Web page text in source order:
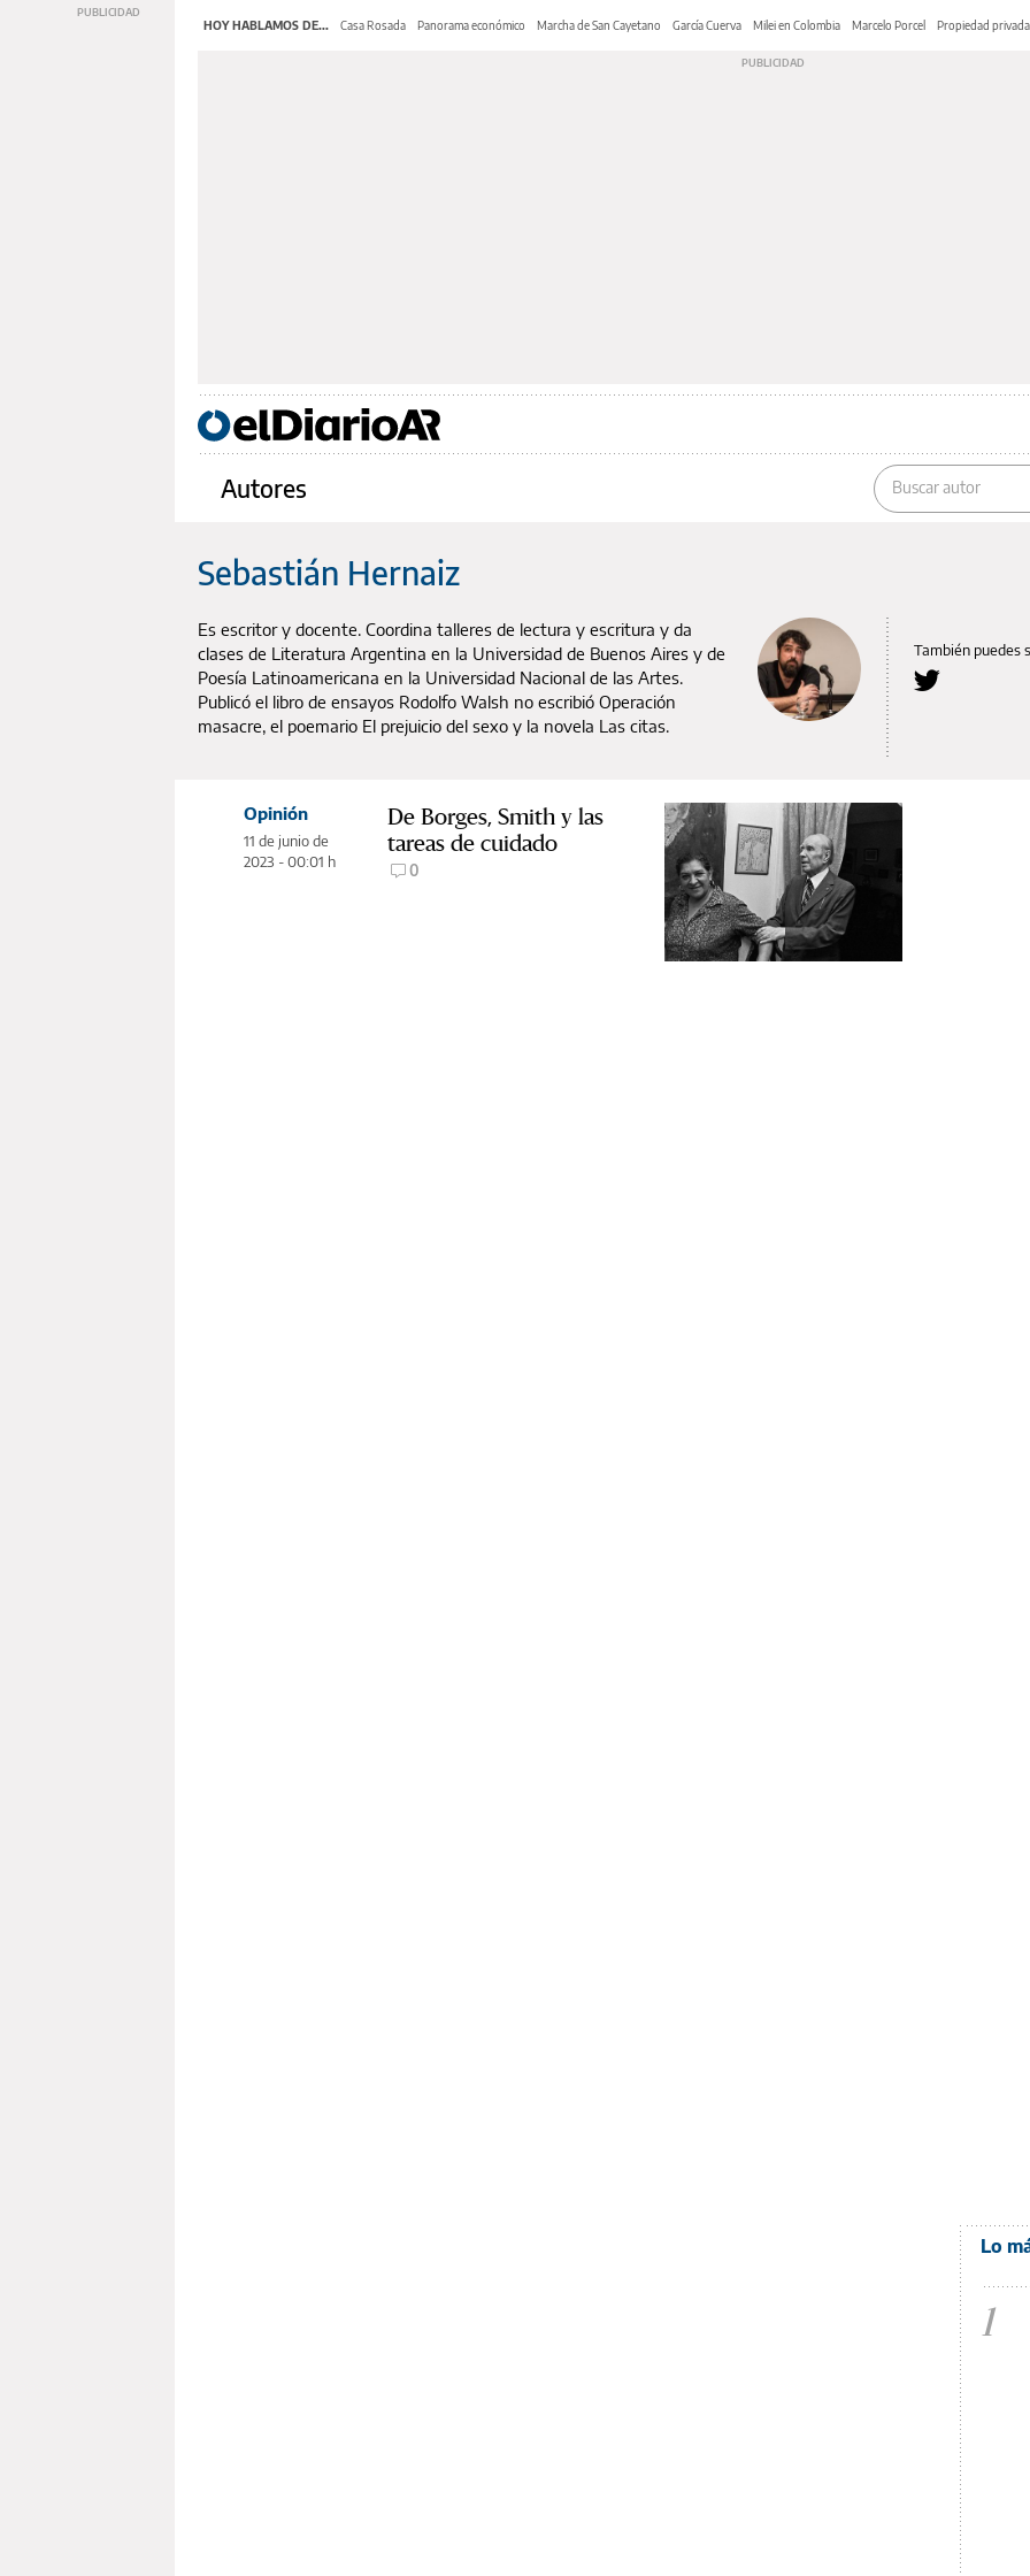
HOY HABLAMOS DE... Casa Rosada Panorama económico Marcha de San Cayetano García Cuerva Milei en Colombia Marcelo Porcel Propiedad privada
Autores
Sebastián Hernaiz
Es escritor y docente. Coordina talleres de lectura y escritura y da
clases de Literatura Argentina en la Universidad de Buenos Aires y de
Poesía Latinoamericana en la Universidad Nacional de las Artes.
Publicó el libro de ensayos Rodolfo Walsh no escribió Operación
masacre, el poemario El prejuicio del sexo y la novela Las citas.
También puedes
Opinión
11 de junio de
2023 - 00:01 h
De Borges, Smith y las
tareas de cuidado
0
Lo
1